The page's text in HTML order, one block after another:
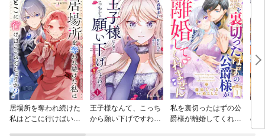
居場所を奪われ続けた
私はどこに行けばいい
王子様なんて、こっち
から願い下げですわ！
私を裏切ったはずの公
爵様が離婚してくれま
の
る